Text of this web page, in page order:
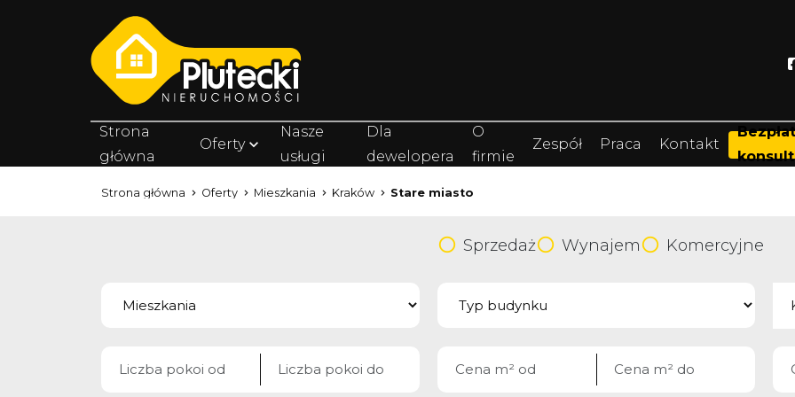
Strona
główna
Oferty
Nasze
usługi
Dla
dewelopera
O
firmie
Zespół Praca Kontakt
Strona główna Oferty Mieszkania Kraków Stare miasto
Sprzedaż Wynajem Komercyjne